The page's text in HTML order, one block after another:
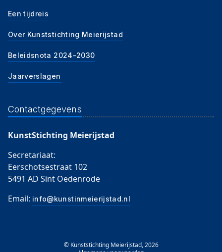
Een tijdreis
Over Kunststichting Meierijstad
Beleidsnota 2024-2030
Jaarverslagen
Contactgegevens
KunstStichting Meierijstad
Secretariaat:
Eerschotsestraat 102
5491 AD Sint Oedenrode
Email: info@kunstinmeierijstad.nl
© Kunststichting Meierijstad, 2026